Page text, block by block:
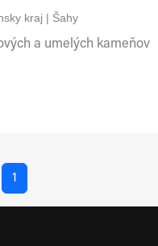
kraj | Šahy
a umelých kameňov
1